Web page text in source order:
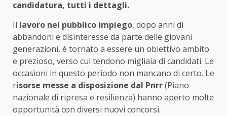
candidatura, tutti i dettagli.
Il lavoro nel pubblico impiego, dopo anni di
abbandoni e disinteresse da parte delle giovani
generazioni, è tornato a essere un obiettivo ambito
e prezioso, verso cui tendono migliaia di candidati. Le
occasioni in questo periodo non mancano di certo. Le
risorse messe a disposizione dal Pnrr(Piano
nazionale di ripresa e resilienza) hanno aperto molte
opportunità con diversi nuovi concorsi.